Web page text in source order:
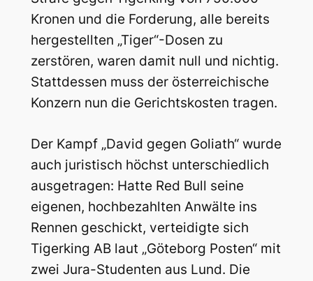
Kronen und die Forderung, alle bereits
hergestellten „Tiger“-Dosen zu
zerstören, waren damit null und nichtig.
Stattdessen muss der österreichische
Konzern nun die Gerichtskosten tragen.
Der Kampf „David gegen Goliath“ wurde
auch juristisch höchst unterschiedlich
ausgetragen: Hatte Red Bull seine
eigenen, hochbezahlten Anwälte ins
Rennen geschickt, verteidigte sich
Tigerking AB laut „Göteborg Posten“ mit
zwei Jura-Studenten aus Lund. Die